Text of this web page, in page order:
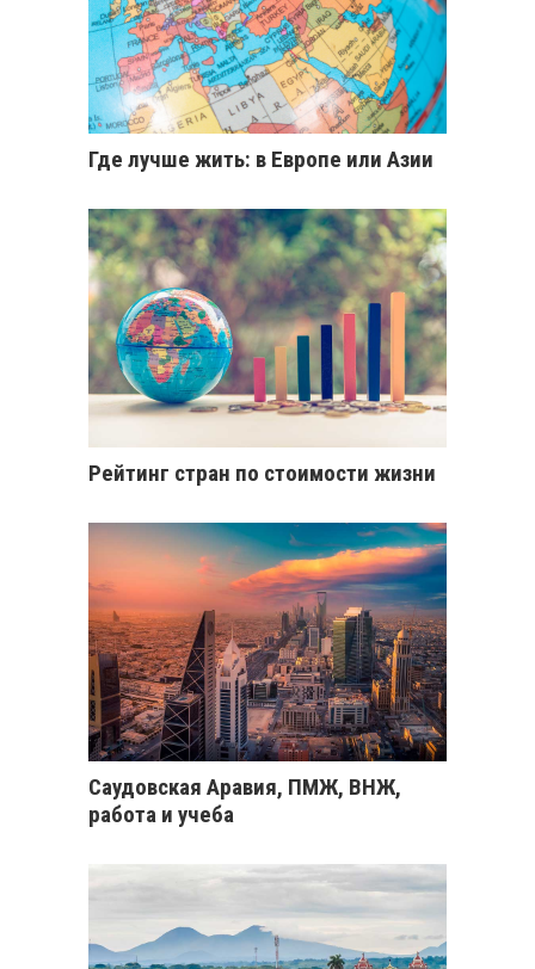
Где лучше жить: в Европе или Азии
Рейтинг стран по стоимости жизни
Саудовская Аравия, ПМЖ, ВНЖ,
работа и учеба